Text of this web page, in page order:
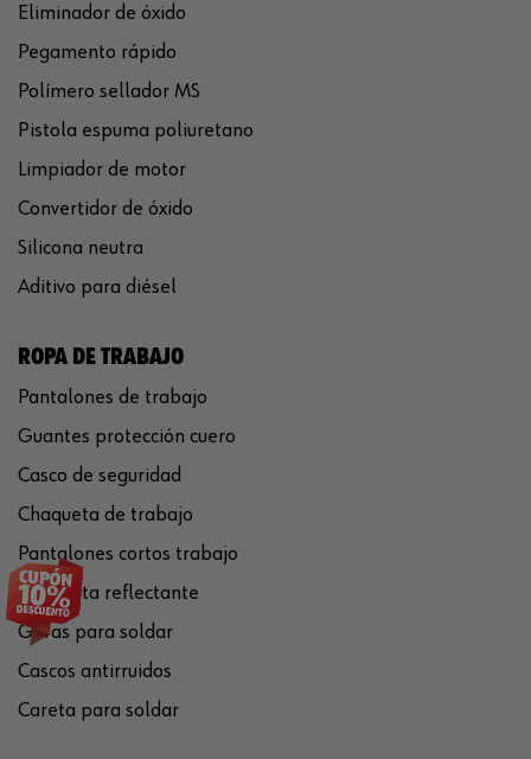
Eliminador de óxido
Pegamento rápido
Polímero sellador MS
Pistola espuma poliuretano
Limpiador de motor
Convertidor de óxido
Silicona neutra
Aditivo para diésel
ROPA DE TRABAJO
Pantalones de trabajo
Guantes protección cuero
Casco de seguridad
Chaqueta de trabajo
Pantalones cortos trabajo
Chaqueta reflectante
Gafas para soldar
Cascos antirruidos
Careta para soldar